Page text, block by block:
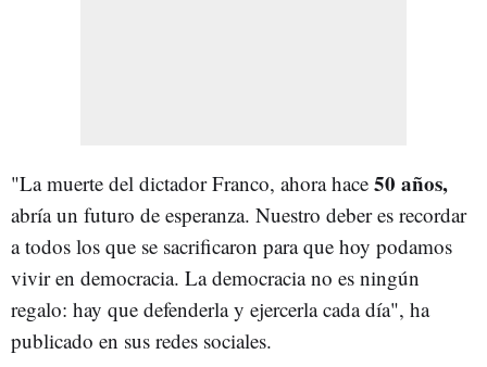
"La muerte del dictador Franco, ahora hace 50 años,
abría un futuro de esperanza. Nuestro deber es recordar
a todos los que se sacrificaron para que hoy podamos
vivir en democracia. La democracia no es ningún
regalo: hay que defenderla y ejercerla cada día", ha
publicado en sus redes sociales.